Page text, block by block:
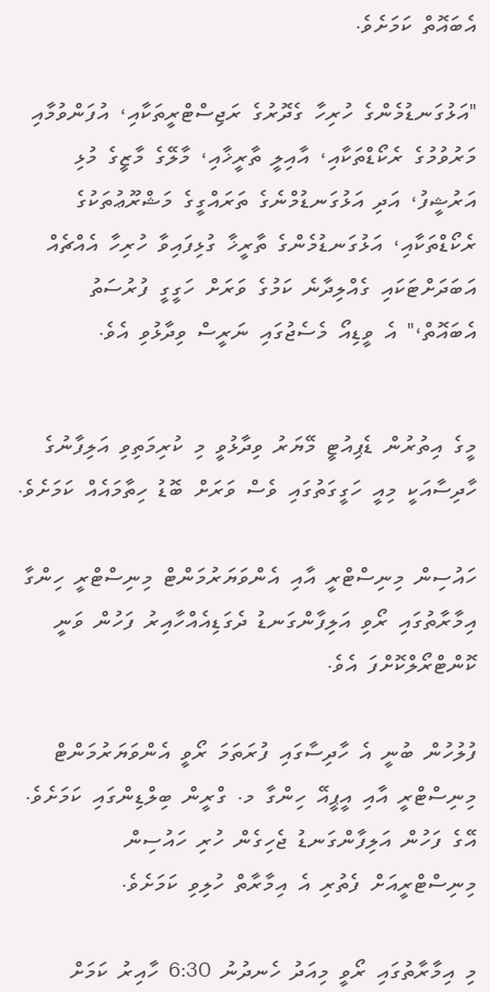
އެބައޮތް ކަމަށެވެ.
"އަޅުގަނޑުމެންގެ ހުރިހާ ގެދޮރުގެ ރަޖިސްޓްރީތަކާއި، އުފަންވުމާއި
މަރުވުމުގެ ރެކޯޑްތަކާއި، އާއިލީ ތާރީޚާއި، މާލޭގެ މާޒީގެ މުޅި
އަރުޝީފު، އަދި އަޅުގަނޑުމްނެގެ ތަރައްގީގެ މަޝްރޫޢުތަކުގެ
ރެކޯޑްތަކާއި، އަޅުގަނޑުމެންގެ ތާރީޚާ ގުޅިފައިވާ ހުރިހާ އެއްޗެއް
އަބަދަށްޓަކައި ގެއްލިދާނެ ކަމުގެ ވަރަށް ހަގީގީ ފުރުސަތު
އެބައޮތް،" އެ ވީޑިއޯ މެސެޖުގައި ނަރީސް ވިދާޅުވި އެވެ.
މީގެ އިތުރުން ޑެޕިއުޓީ މޭޔަރު ވިދާޅުވީ މި ކުރިމަތިވި އަލިފާނުގެ
ހާދިސާއަކީ މިއީ ހަގީގަތުގައި ވެސް ވަރަށް ބޮޑު ހިތާމައެއް ކަމަށެވެ.
ހައުސިން މިނިސްޓްރީ އާއި އެންވަޔަރުމަންޓް މިނިސްޓްރީ ހިންގާ
އިމާރާތުގައި ރޯވި އަލިފާންގަނޑު ދެގަޑިއެއްހާއިރު ފަހުން ވަނީ
ކޮންޓްރޯލްކޮށްފަ އެވެ.
ފުލުހުން ބުނީ އެ ހާދިސާގައި ފުރަތަމަ ރޯވީ އެންވަޔަރުމަންޓް
މިނިސްޓްރީ އާއި އީޕީއޭ ހިންގާ މ. ގްރީން ބިލްޑިންގައި ކަމަށެވެ.
އޭގެ ފަހުން އަލިފާންގަނޑު ޖެހިގެން ހުރި ހައުސިން
މިނިސްޓްރީއަށް ފެތުރި އެ އިމާރާތް ހުލިވި ކަމަށެވެ.
މި އިމާރާތުގައި ރޯވީ މިއަދު ހެނދުނު 6:30 ހާއިރު ކަމަށް